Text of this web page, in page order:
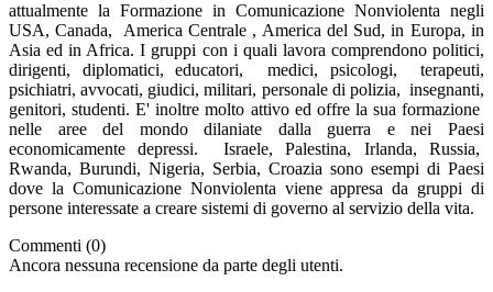
attualmente la Formazione in Comunicazione Nonviolenta negli
USA, Canada, America Centrale , America del Sud, in Europa, in
Asia ed in Africa. I gruppi con i quali lavora comprendono politici,
dirigenti, diplomatici, educatori, medici, psicologi, terapeuti,
psichiatri, avvocati, giudici, militari, personale di polizia, insegnanti,
genitori, studenti. E' inoltre molto attivo ed offre la sua formazione
nelle aree del mondo dilaniate dalla guerra e nei Paesi
economicamente depressi. Israele, Palestina, Irlanda, Russia,
Rwanda, Burundi, Nigeria, Serbia, Croazia sono esempi di Paesi
dove la Comunicazione Nonviolenta viene appresa da gruppi di
persone interessate a creare sistemi di governo al servizio della vita.
Commenti (0)
Ancora nessuna recensione da parte degli utenti.